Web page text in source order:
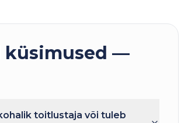
küsimused —
toitlustaja või tuleb